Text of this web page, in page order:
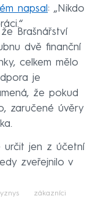
napsal : „Nikdo
Brašnářství
dvě finanční
celkem mělo
je
že pokud
zaručené úvěry
určit jen z účetní
zveřejnilo v
zákazníci